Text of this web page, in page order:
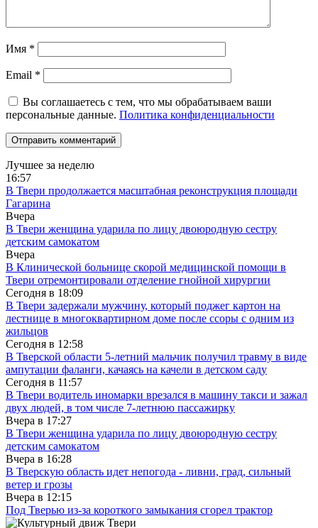
Имя *
Email *
Вы соглашаетесь с тем, что мы обрабатываем ваши
персональные данные. Политика конфиденциальности
Лучшее за неделю
16:57
В Твери продолжается масштабная реконструкция площади
Гагарина
Вчера
В Твери женщина ударила по лицу двоюродную сестру
детским самокатом
Вчера
В Клинической больнице скорой медицинской помощи в
Твери отремонтировали отделение гнойной хирургии
Сегодня в 18:09
В Твери задержали мужчину, который поджег картон на
лестнице в многоквартирном доме после ссоры с одним из
жильцов
Сегодня в 12:58
В Тверской области 5-летний мальчик получил травму в виде
ампутации фаланги, качаясь на качели в детском саду
Сегодня в 11:57
В Твери водитель иномарки врезался в машину такси и зажал
двух людей, в том числе 7-летнюю пассажирку
Вчера в 17:27
В Твери женщина ударила по лицу двоюродную сестру
детским самокатом
Вчера в 16:28
В Тверскую область идет непогода - ливни, град, сильный
ветер и грозы
Вчера в 12:15
Под Тверью из-за короткого замыкания сгорел трактор